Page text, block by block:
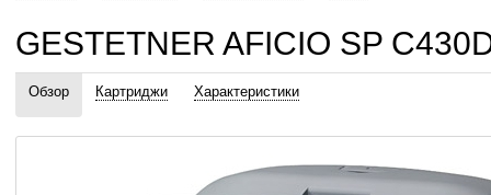
GESTETNER AFICIO SP
Обзор Картриджи Характеристики